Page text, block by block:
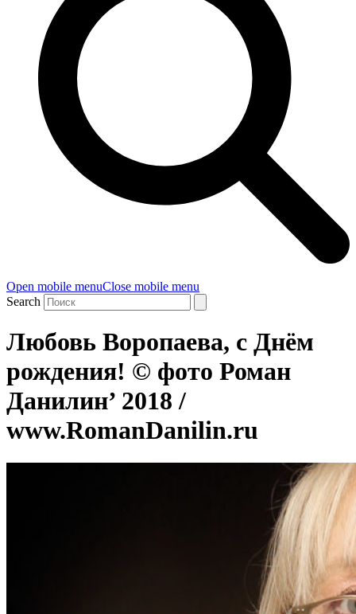
Open mobile menuClose mobile menu
Search
Любовь Воропаева, с Днём
рождения! © фото Роман
Данилин’ 2018 /
www.RomanDanilin.ru